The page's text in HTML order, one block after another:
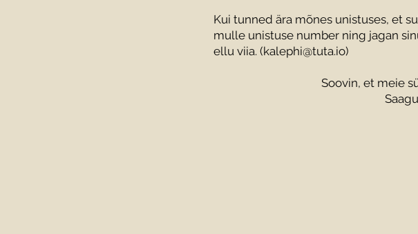
Kui tunned ära mõnes unistuses, et
mulle unistuse number ning jagan
ellu viia. (kalephi@tuta.io)
Soovin, et meie